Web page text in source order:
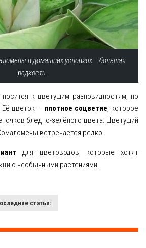
в домашних условиях – большая
редкость.
к цветущим разновидностям, но
Её цветок – плотное соцветие, которое
бледно-зелёного цвета. Цветущий
встречается редко.
для цветоводов, которые хотят
необычными растениями.
статьи: